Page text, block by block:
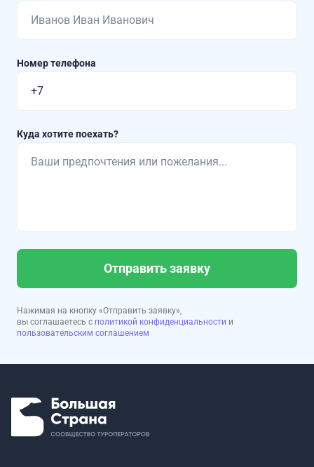
Номер телефона
Куда хотите поехать?
Отправить заявку
Нажимая на кнопку «Отправить заявку»,
вы соглашаетесь с политикой конфиденциальности и
пользовательским соглашением